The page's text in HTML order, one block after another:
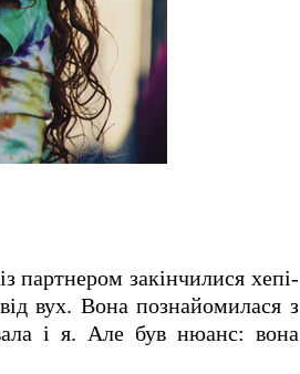
партнером закінчилися хепі-
вух. Вона познайомилася з
і я. Але був нюанс: вона